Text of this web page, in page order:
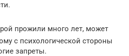
прожили много лет, может
с психологической стороны
запреты.